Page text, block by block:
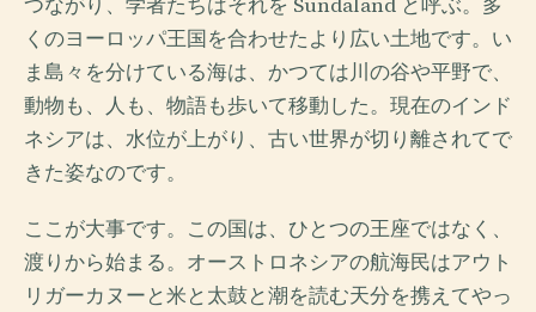
くのヨーロッパ王国を合わせたより広い土地です。い
ま島々を分けている海は、かつては川の谷や平野で、
動物も、人も、物語も歩いて移動した。現在のインド
ネシアは、水位が上がり、古い世界が切り離されてで
きた姿なのです。
ここが大事です。この国は、ひとつの王座ではなく、
渡りから始まる。オーストロネシアの航海民はアウト
リガーカヌーと米と太鼓と潮を読む天分を携えてやっ